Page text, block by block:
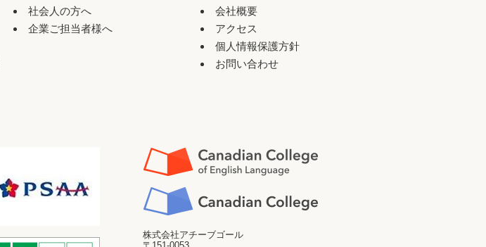
社会人の方へ
企業ご担当者様へ
会社概要
アクセス
個人情報保護方針
お問い合わせ
株式会社アチーブゴール
〒151-0053